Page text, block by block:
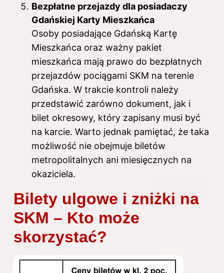
Bezpłatne przejazdy dla posiadaczy
Gdańskiej Karty Mieszkańca
Osoby posiadające Gdańską Kartę
Mieszkańca oraz ważny pakiet
mieszkańca mają prawo do bezpłatnych
przejazdów pociągami SKM na terenie
Gdańska. W trakcie kontroli należy
przedstawić zarówno dokument, jak i
bilet okresowy, który zapisany musi być
na karcie. Warto jednak pamiętać, że taka
możliwość nie obejmuje biletów
metropolitalnych ani miesięcznych na
okaziciela.
Bilety ulgowe i zniżki na
SKM – Kto może
skorzystać?